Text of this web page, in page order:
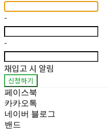
-
-
재입고 시 알림
신청하기
페이스북
카카오톡
네이버 블로그
밴드